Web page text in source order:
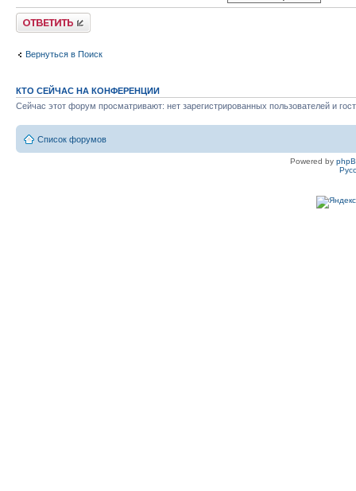
Ответить
Вернуться в Поиск
КТО СЕЙЧАС НА КОНФЕРЕНЦИИ
Сейчас этот форум просматривают: нет зарегистрированных пользователей и
Список форумов
Powered by